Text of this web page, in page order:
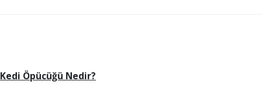
Kedi Öpücüğü Nedir?